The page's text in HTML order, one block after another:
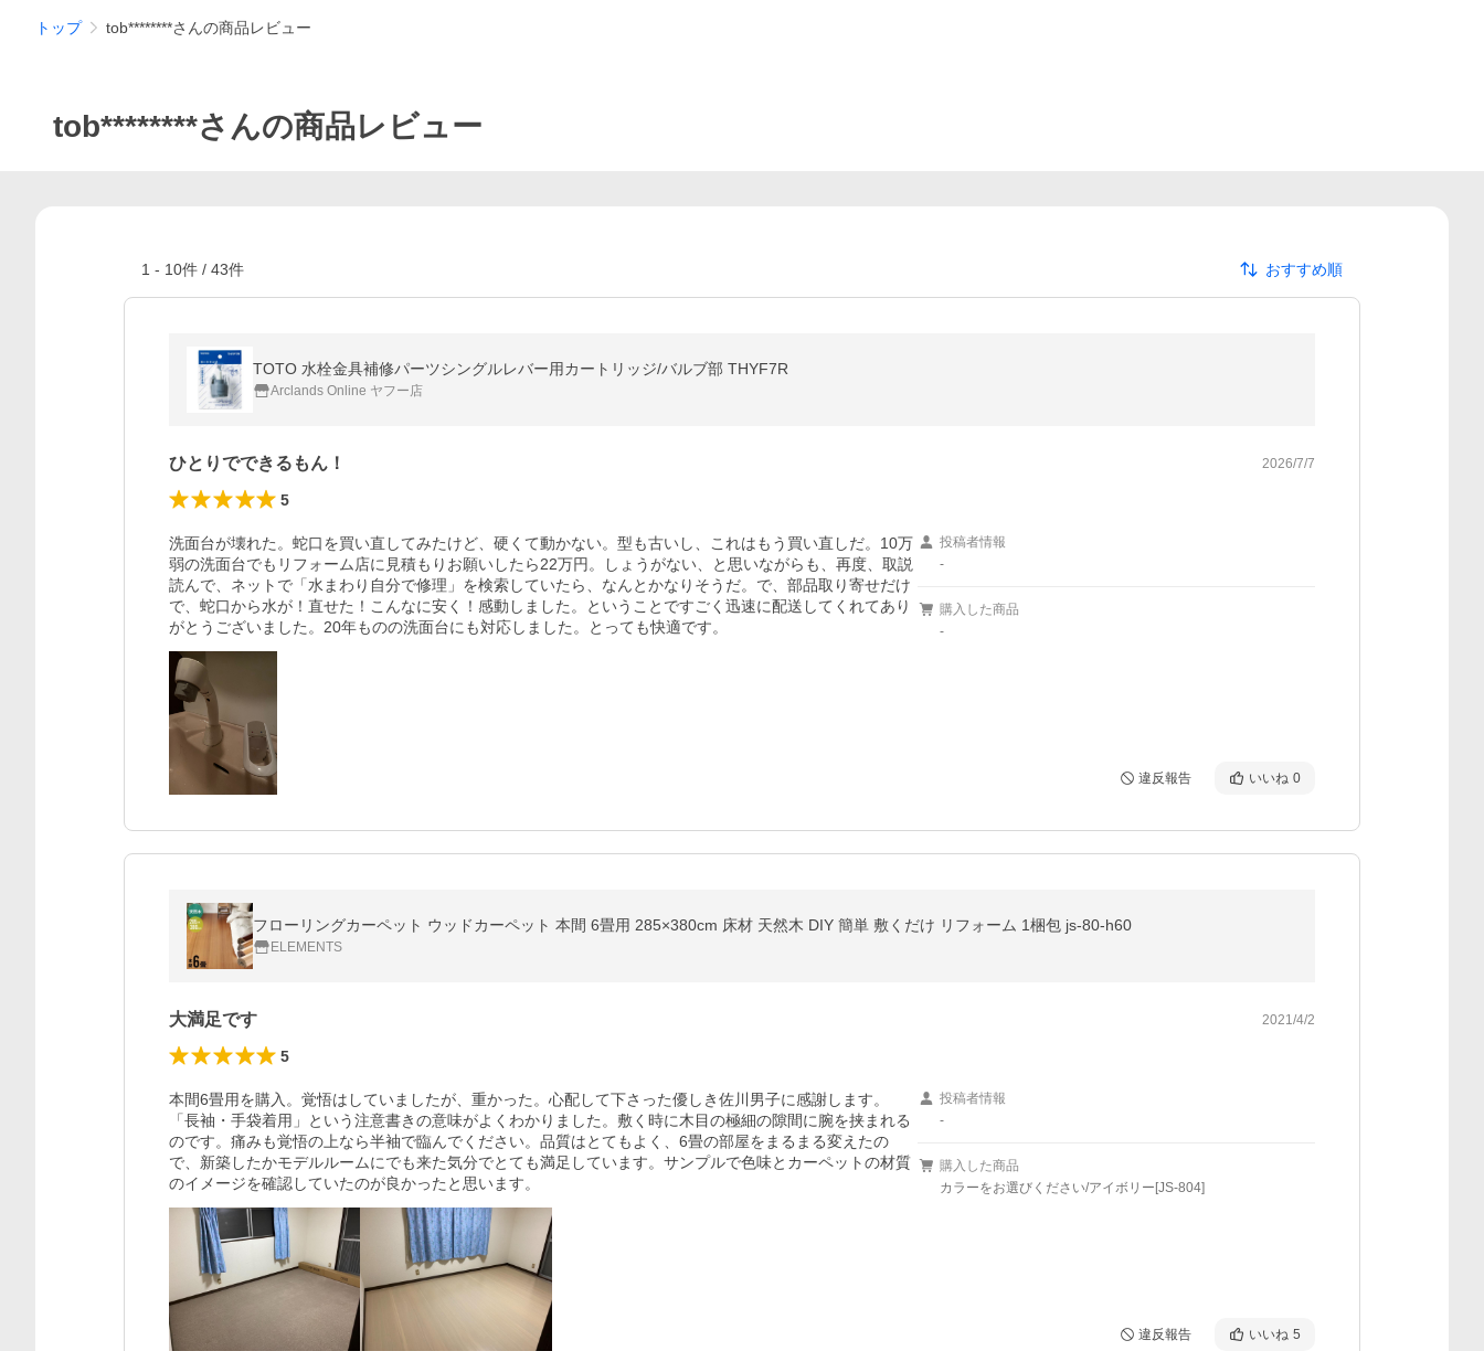
トップ tob********さんの商品レビュー
tob********さんの商品レビュー
1 - 10件 / 43件 おすすめ順
TOTO 水栓金具補修パーツシングルレバー用カートリッジ/バルブ部 THYF7R
Arclands Online ヤフー店
ひとりでできるもん！ 2026/7/7
5
洗面台が壊れた。蛇口を買い直してみたけど、硬くて動かない。型も古いし、これはもう買い直しだ。10万
弱の洗面台でもリフォーム店に見積もりお願いしたら22万円。しょうがない、と思いながらも、再度、取説
読んで、ネットで「水まわり自分で修理」を検索していたら、なんとかなりそうだ。で、部品取り寄せだけ
で、蛇口から水が！直せた！こんなに安く！感動しました。ということですごく迅速に配送してくれてあり
がとうございました。20年ものの洗面台にも対応しました。とっても快適です。
投稿者情報
-
購入した商品
-
違反報告 いいね 0
フローリングカーペット ウッドカーペット 本間 6畳用 285×380cm 床材 天然木 DIY 簡単 敷くだけ リフォーム 1梱包 js-80-h60
ELEMENTS
大満足です 2021/4/2
5
本間6畳用を購入。覚悟はしていましたが、重かった。心配して下さった優しき佐川男子に感謝します。
「長袖・手袋着用」という注意書きの意味がよくわかりました。敷く時に木目の極細の隙間に腕を挟まれる
のです。痛みも覚悟の上なら半袖で臨んでください。品質はとてもよく、6畳の部屋をまるまる変えたの
で、新築したかモデルルームにでも来た気分でとても満足しています。サンプルで色味とカーペットの材質
のイメージを確認していたのが良かったと思います。
投稿者情報
-
購入した商品
カラーをお選びください/アイボリー[JS-804]
違反報告 いいね 5